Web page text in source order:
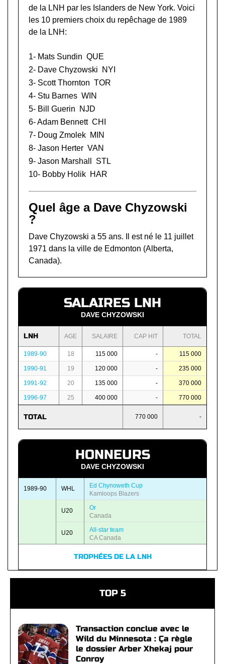
de la LNH par les Islanders de New York. Voici
les 10 premiers choix du repêchage de 1989
de la LNH:
1- Mats Sundin QUE
2- Dave Chyzowski
NYI
3- Scott Thornton TOR
4- Stu Barnes WIN
5- Bill Guerin
NJD
6-Adam Bennett CHI
7- Doug Zmolek MIN
8- Jason Herter VAN
9- Jason Marshall
STL
10- Bobby Holik HAR
Quel âge a Dave Chyzowski
?
Dave Chyzowski a 55 ans. Il est né le 11 juillet
1971 dans la ville de Edmonton (Alberta,
Canada).
SALAIRES LNH
DAVE CHYZOWSKI
LNH AGE SALAIRE CAP HIT TOTAL
1989-90 18 115 000 - 115 000
1990-91 19 120 000 - 235 000
1991-92 20 135 000 - 370 000
1996-97 25 400 000 - 770 000
TOTAL 770 000 -
HONNEURS
DAVE CHYZOWSKI
1989-90 WHL
Ed Chynoweth Cup
Kamloops Blazers
U20
Or
Canada
U20
All-star team
CA Canada
TROPHÉES DE LA LNH
TOP 5
Transaction conclue avec le
Wild du Minnesota : Ça règle
le dossier Arber Xhekaj pour
Conroy